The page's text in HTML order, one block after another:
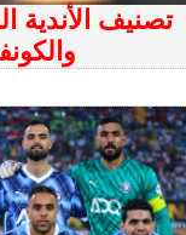
تصنيف الأندية